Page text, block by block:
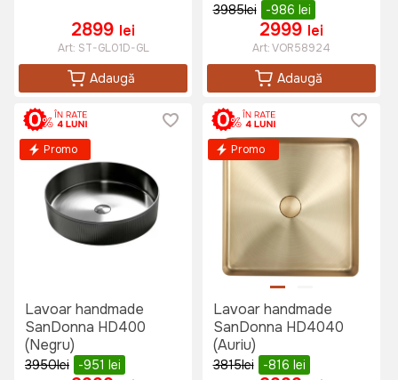
2899 lei
Art: ST-GL01D-GL
Adaugă
3985lei -986 lei
2999 lei
Art:VOR58924
Adaugă
Promo
Lavoar handmade
SanDonna HD400
(Negru)
3950lei -951 lei
Promo
Lavoar handmade
SanDonna HD4040
(Auriu)
3815lei -816 lei